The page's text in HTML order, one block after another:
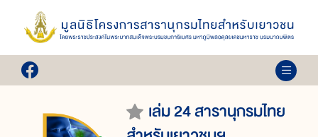
เล่ม 24 สารานุกรมไทย